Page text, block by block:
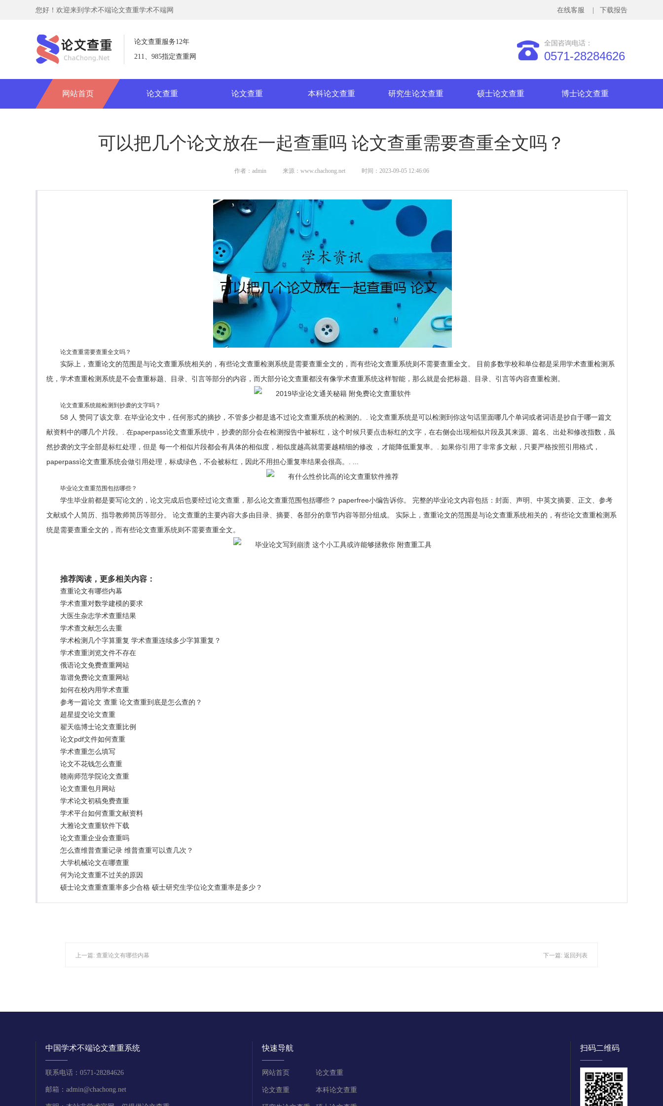
您好！欢迎来到学术不端论文查重学术不端网
网站首页 论文查重 论文查重 本科论文查重 研究生论文查重 硕士论文查重 博士论文查重
论文查重服务12年
211、985指定查重网
全国咨询电话：
0571-28284626
| 下载报告
在线客服
可以把几个论文放在一起查重吗 论文查重需要查重全文吗？
作者：admin 来源：www.chachong.net 时间：2023-09-05 12:46:06
论文查重需要查重全文吗？
实际上，查重论文的范围是与论文查重系统相关的，有些论文查重检测系统是需要查重全文的，而有些论文查重系统则不需要查重全文。 目前多数学校和单位都是采用学术查重检测系
统，学术查重检测系统是不会查重标题、目录、引言等部分的内容，而大部分论文查重都没有像学术查重系统这样智能，那么就是会把标题、目录、引言等内容查重检测。
论文查重系统能检测到抄袭的文字吗？
58 人 赞同了该文章. 在毕业论文中，任何形式的摘抄，不管多少都是逃不过论文查重系统的检测的。. 论文查重系统是可以检测到你这句话里面哪几个单词或者词语是抄自于哪一篇文
献资料中的哪几个片段。. 在paperpass论文查重系统中，抄袭的部分会在检测报告中被标红，这个时候只要点击标红的文字，在右侧会出现相似片段及其来源、篇名、出处和修改指数，虽
然抄袭的文字全部是标红处理，但是 每一个相似片段都会有具体的相似度，相似度越高就需要越精细的修改 ，才能降低重复率。. 如果你引用了非常多文献，只要严格按照引用格式，
paperpass论文查重系统会做引用处理，标成绿色，不会被标红，因此不用担心重复率结果会很高。. ...
毕业论文查重范围包括哪些？
学生毕业前都是要写论文的，论文完成后也要经过论文查重，那么论文查重范围包括哪些？ paperfree小编告诉你。 完整的毕业论文内容包括：封面、声明、中英文摘要、正文、参考
文献或个人简历、指导教师简历等部分。 论文查重的主要内容大多由目录、摘要、各部分的章节内容等部分组成。 实际上，查重论文的范围是与论文查重系统相关的，有些论文查重检测系
统是需要查重全文的，而有些论文查重系统则不需要查重全文。
推荐阅读，更多相关内容：
查重论文有哪些内幕
学术查重对数学建模的要求
大医生杂志学术查重结果
学术查文献怎么去重
学术检测几个字算重复 学术查重连续多少字算重复？
学术查重浏览文件不存在
俄语论文免费查重网站
靠谱免费论文查重网站
如何在校内用学术查重
参考一篇论文 查重 论文查重到底是怎么查的？
超星提交论文查重
翟天临博士论文查重比例
论文pdf文件如何查重
学术查重怎么填写
论文不花钱怎么查重
赣南师范学院论文查重
论文查重包月网站
学术论文初稿免费查重
学术平台如何查重文献资料
大雅论文查重软件下载
论文查重企业会查重吗
怎么查维普查重记录 维普查重可以查几次？
大学机械论文在哪查重
何为论文查重不过关的原因
硕士论文查重查重率多少合格 硕士研究生学位论文查重率是多少？
上一篇: 查重论文有哪些内幕 下一篇: 返回列表
中国学术不端论文查重系统
联系电话：0571-28284626
邮箱：admin@chachong.net
快速导航 扫码二维码
网站首页 论文查重
论文查重 本科论文查重